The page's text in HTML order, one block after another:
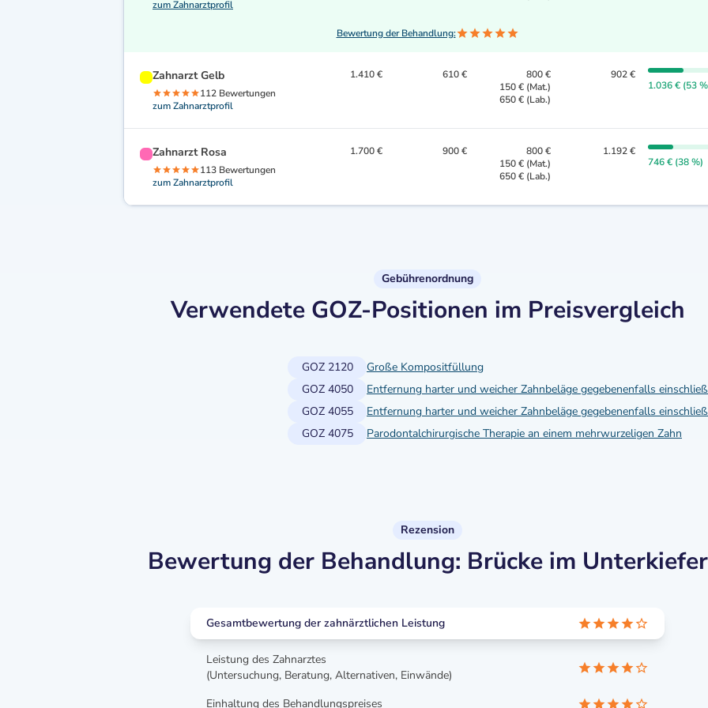
zum Zahnarztprofil
Bewertung der Behandlung:
Zahnarzt Gelb
112 Bewertungen
zum Zahnarztprofil
1.410 € 610 €
800 €
150 € (Mat.)
650 € (Lab.)
902 €
1.036 € (53
Zahnarzt Rosa
113 Bewertungen
zum Zahnarztprofil
1.700 € 900 €
800 €
150 € (Mat.)
650 € (Lab.)
1.192 €
746 € (38 %)
Gebührenordnung
Verwendete GOZ-Positionen im Preisvergleich
GOZ 2120
Große Kompositfüllung
GOZ 4050
GOZ 4055
GOZ 4075
Parodontalchirurgische Therapie an einem mehrwurzeligen Zahn
Rezension
Bewertung der Behandlung: Brücke im Unterkiefer
Gesamtbewertung der zahnärztlichen Leistung
Leistung des Zahnarztes
(Untersuchung, Beratung, Alternativen, Einwände)
Einhaltung des Behandlungspreises